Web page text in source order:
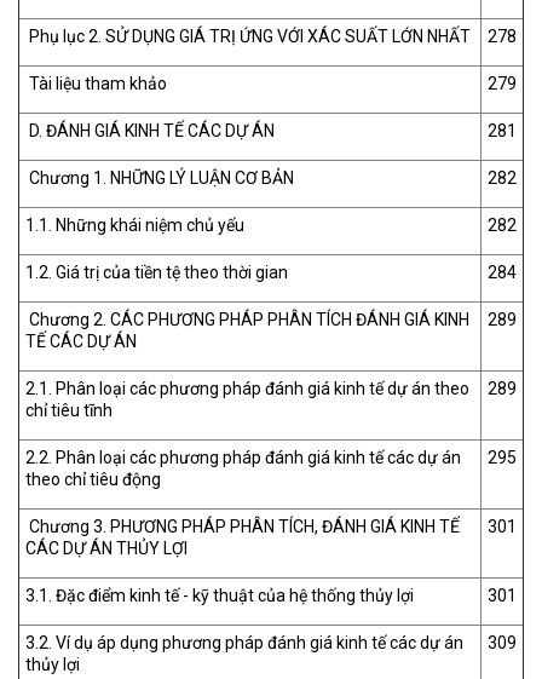
Phụ lục 2. SỬ DỤNG GIÁ TRỊ ỨNG VỚI XÁC SUẤT LỚN NHẤT 278
Tài liệu tham khảo 279
D. ĐÁNH GIÁ KINH TẾ CÁC DỰ ÁN 281
Chương 1. NHỮNG LÝ LUẬN CƠ BẢN 282
1.1. Những khái niệm chủ yếu 282
1.2. Giá trị của tiền tệ theo thời gian 284
Chương 2. CÁC PHƯƠNG PHÁP PHÂN TÍCH ĐÁNH GIÁ KINH
TẾ CÁC DỰ ÁN
289
2.1. Phân loại các phương pháp đánh giá kinh tế dự án theo
chỉ tiêu tĩnh
289
2.2. Phân loại các phương pháp đánh giá kinh tế các dự án
theo chỉ tiêu động
295
Chương 3. PHƯƠNG PHÁP PHÂN TÍCH, ĐÁNH GIÁ KINH TẾ
CÁC DỰ ÁN THỦY LỢI
301
3.1. Đặc điểm kinh tế - kỹ thuật của hệ thống thủy lợi 301
3.2. Ví dụ áp dụng phương pháp đánh giá kinh tế các dự án
thủy lợi
309